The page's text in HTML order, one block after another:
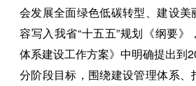
会发展全面绿色低碳转型、建设美
容写入我省“十五五”规划《纲要
体系建设工作方案》中明确提出到
分阶段目标，围绕建设管理体系